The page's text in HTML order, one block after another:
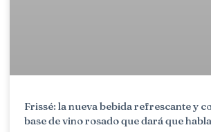
Frissé: la nueva bebida refrescante y
base de vino rosado que dará que